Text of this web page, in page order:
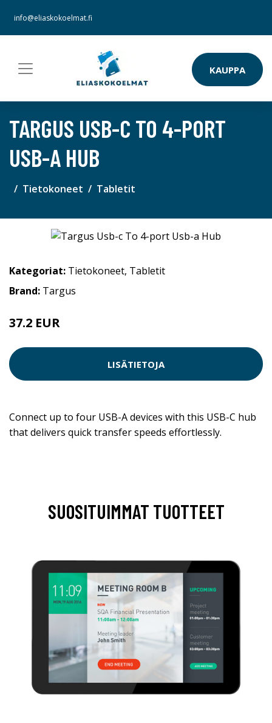
info@eliaskokoelmat.fi
KAUPPA
TARGUS USB-C TO 4-PORT
USB-A HUB
Tietokoneet Tabletit
Kategoriat: Tietokoneet, Tabletit
Brand: Targus
37.2 EUR
LISÄTIETOJA
Connect up to four USB-A devices with this USB-C hub
that delivers quick transfer speeds effortlessly.
SUOSITUIMMAT TUOTTEET